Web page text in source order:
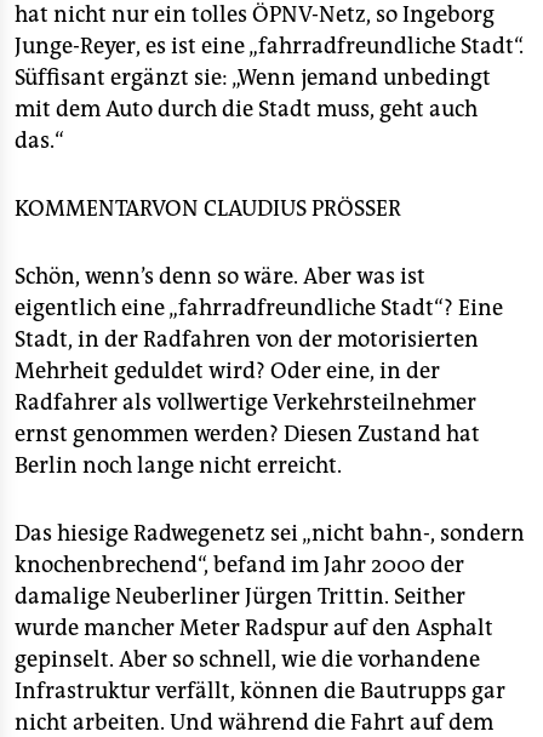
verlag
verlag
veranstaltungen
fragen & hilfe
unterstützen
abo
genossenschaft
epaper login
hat nicht nur ein tolles ÖPNV-Netz, so Ingeborg
Junge-Reyer, es ist eine „fahrradfreundliche Stadt“.
Süffisant ergänzt sie: „Wenn jemand unbedingt
mit dem Auto durch die Stadt muss, geht auch
das.“
KOMMENTARVON CLAUDIUS PRÖSSER
Schön, wenn’s denn so wäre. Aber was ist
eigentlich eine „fahrradfreundliche Stadt“? Eine
Stadt, in der Radfahren von der motorisierten
Mehrheit geduldet wird? Oder eine, in der
Radfahrer als vollwertige Verkehrsteilnehmer
ernst genommen werden? Diesen Zustand hat
Berlin noch lange nicht erreicht.
Das hiesige Radwegenetz sei „nicht bahn-, sondern
knochenbrechend“, befand im Jahr 2000 der
damalige Neuberliner Jürgen Trittin. Seither
wurde mancher Meter Radspur auf den Asphalt
gepinselt. Aber so schnell, wie die vorhandene
Infrastruktur verfällt, können die Bautrupps gar
nicht arbeiten. Und während die Fahrt auf dem